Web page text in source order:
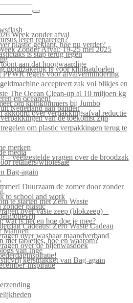
Week zonder afval
leren repareren?
plastic geklapt, hoe nu verder?
Zonder Afval: 19-25 mei 2025
is stap terug tegen
aan dat hoogwaardige
noodzakelijk is voor klimaatdoelen
PPWR regels voor afvalvermindering
accepteert zak vol blikjes en
The Ocean Clean-up al 10 miljoen kg
en oceanen!
om komkommers bij Jumbo
Nederland aan banden
akkoord over verpakkingsafval reductie
van de toekomst zijn
om plastic verpakkingen terug te
merken
media
– veelgestelde vragen over de broodzak
retailers/wholesale
Bag-again
Duurzaam de zomer door zonder
to school and work
te starten met Zero Waste
zonder plastic
over vaste zeep (blokzeep) –
wat is het en hoe doe je mee?
Cadeaus: Zero Waste Cadeau
Mannen
over wasbaar maandverband
met tabletjes, hoe en waarom?
over de bijenwasdoek
van Inge
kerstpakket van Bag-again
inspiratie